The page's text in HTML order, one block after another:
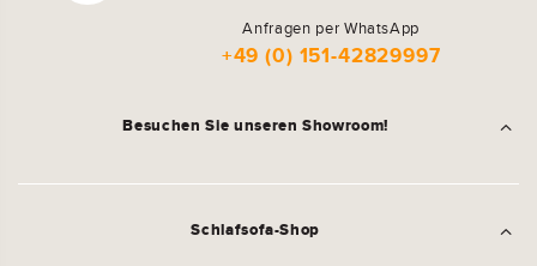
Anfragen per WhatsApp
+49 (0) 151-42829997
Besuchen Sie unseren Showroom!
Schlafsofa-Shop